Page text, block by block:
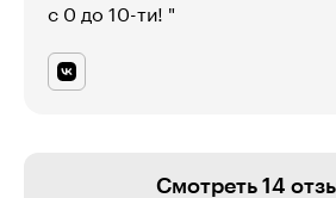
с 0 до 10-ти! "
Смотреть 14